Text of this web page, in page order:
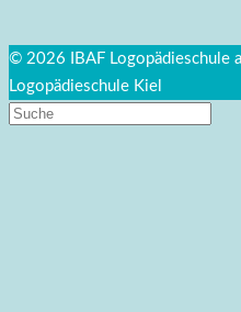
© 2026 IBAF Logopädieschule
Logopädieschule Kiel